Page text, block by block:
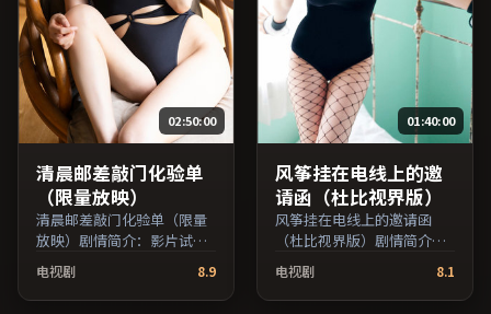
02:50:00
清晨邮差敲门化验单
（限量放映）
清晨邮差敲门化验单（限量
放映）剧情简介：影片试图
追问「归属」与「告别」的
主题，人物关系在误会与和
解中演进；由许鞍华执导，
电视剧 8.9
01:40:00
风筝挂在电线上的邀
请函（杜比视界版）
风筝挂在电线上的邀请函
（杜比视界版）剧情简介：
叙事在多重视角间切换，场
面调度注重留白与观众想象
空间；由丹尼斯·维伦纽瓦
电视剧 8.1